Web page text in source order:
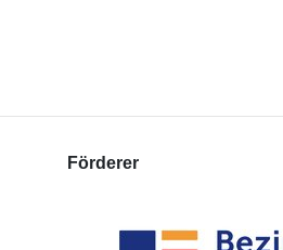
Förderer